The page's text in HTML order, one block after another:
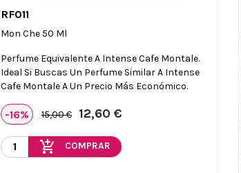
RF011
Mon Che 50 Ml
Perfume Equivalente A Intense Cafe Montale.
Ideal Si Buscas Un Perfume Similar A Intense
Cafe Montale A Un Precio Más Económico.
-16% 15,00 € 12,60 €
add_shopping_cart COMPRAR